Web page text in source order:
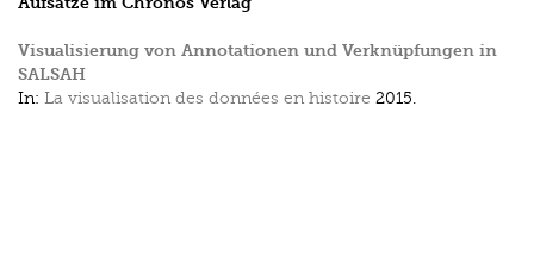
Visualisierung von Annotationen und Verknüpfungen in
SALSAH
In: La visualisation des données en histoire 2015.